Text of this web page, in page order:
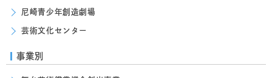
尼崎青少年創造劇場
芸術文化センター
事業別